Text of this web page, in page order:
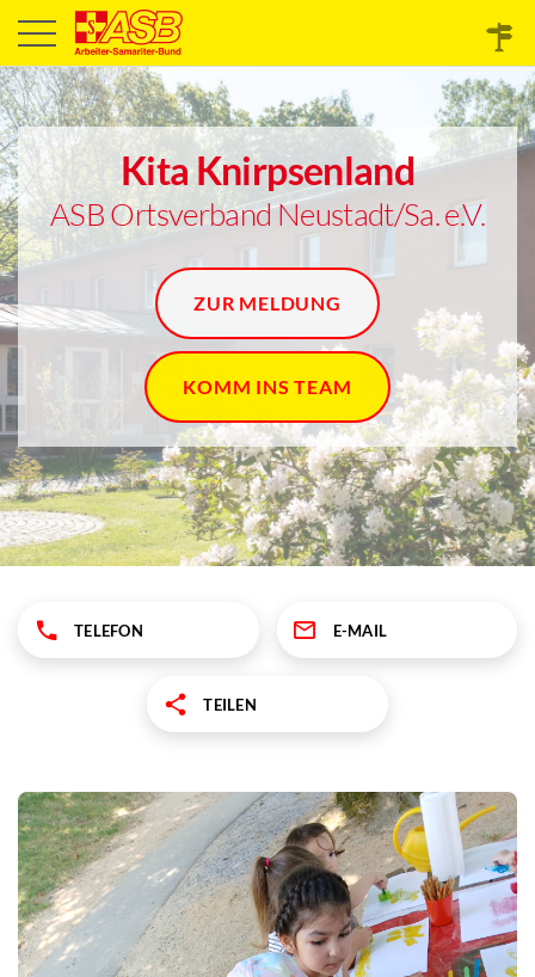
Kita Knirpsenland
ASB Ortsverband Neustadt/Sa. e.V.
ZUR MELDUNG
KOMM INS TEAM
TELEFON E-MAIL
TEILEN